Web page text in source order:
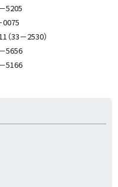
33－2530）